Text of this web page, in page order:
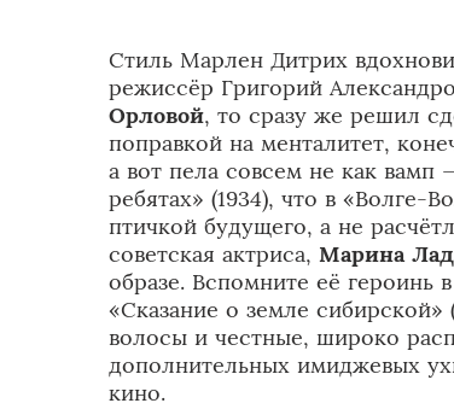
Стиль Марлен Дитрих
режиссёр Григорий
Орловой, то сразу же решил
поправкой на менталитет,
а вот пела совсем не как
ребятах» (1934), что в «Волге-
птичкой будущего, а не
советская актриса, Марина
образе. Вспомните её героинь
«Сказание о земле сибирской»
волосы и честные, широко
дополнительных имиджевых
кино.